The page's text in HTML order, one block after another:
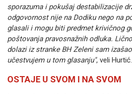
sporazuma i pokušaj destabilizacije
odgovornost nije na Dodiku nego na
glasali i mogu biti predmet krivičnog
poštovanja pravosnažnih odluka.
dolazi iz stranke BH Zeleni sam
učestvujem u tom glasanju", veli Hurtić.
OSTAJE U SVOM I NA SVOM